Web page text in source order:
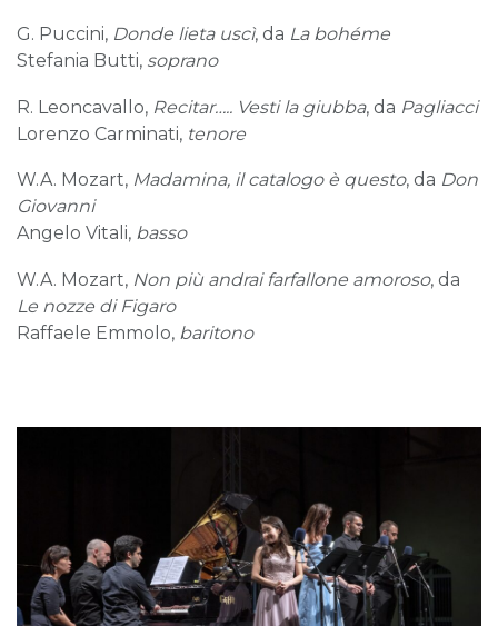
G. Puccini, Donde lieta uscì, da La bohéme
Stefania Butti, soprano
R. Leoncavallo, Recitar….. Vesti la giubba, da Pagliacci
Lorenzo Carminati, tenore
W.A. Mozart, Madamina, il catalogo è questo, da Don
Giovanni
Angelo Vitali, basso
W.A. Mozart, Non più andrai farfallone amoroso, da
Le nozze di Figaro
Raffaele Emmolo, baritono